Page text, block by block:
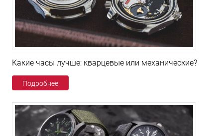
Какие часы лучше: кварцевые или механические?
Подробнее